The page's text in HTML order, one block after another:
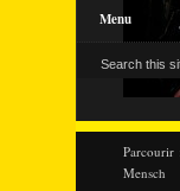
Menu
Parcourir :
Mensch